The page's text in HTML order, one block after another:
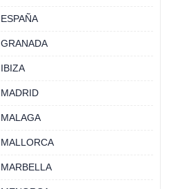
ESPAÑA
GRANADA
IBIZA
MADRID
MALAGA
MALLORCA
MARBELLA